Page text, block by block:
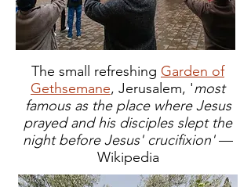
The small refreshing Garden of
Gethsemane, Jerusalem, 'most
famous as the place where Jesus
prayed and his disciples slept the
night before Jesus' crucifixion'—
Wikipedia